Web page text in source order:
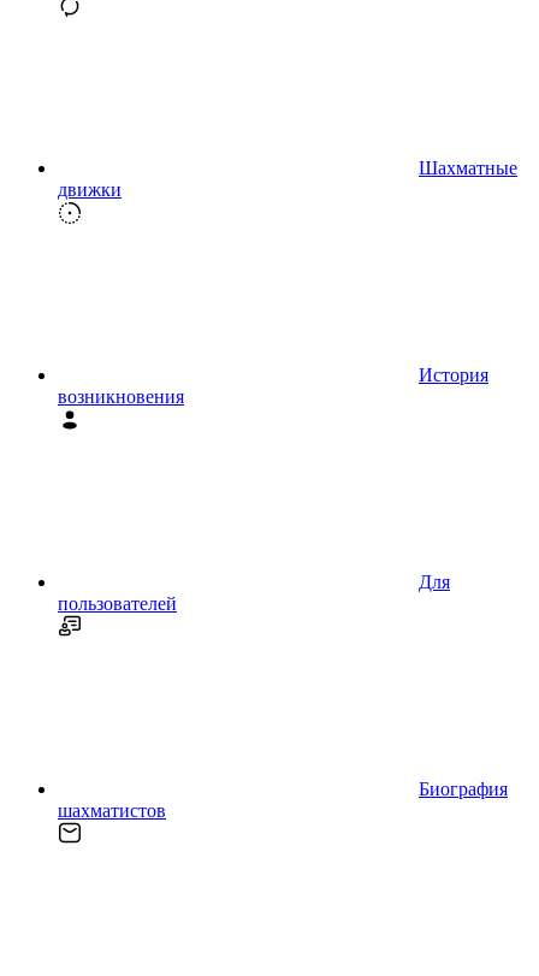
Шахматные
движки
История
возникновения
Для
пользователей
Биография
шахматистов